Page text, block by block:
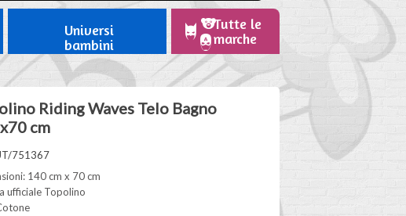
Universi
bambini
Tutte le
marche
Riding Waves Telo Bagno
cm
751367
140 cm x 70 cm
ufficiale Topolino